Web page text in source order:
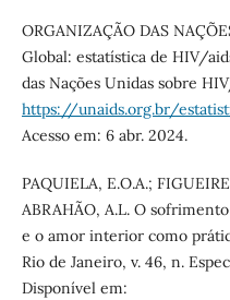
ORGANIZAÇÃO DAS
Global: estatística de HIV/
das Nações Unidas sobre
https://unaids.org.br/
Acesso em: 6 abr. 2024.
PAQUIELA, E.O.A.;
ABRAHÃO, A.L. O
e o amor interior como
Rio de Janeiro, v. 46, n.
Disponível em: